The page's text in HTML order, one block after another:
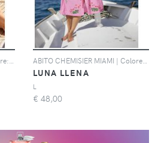
LUNA LLENA
L
€ 48,00